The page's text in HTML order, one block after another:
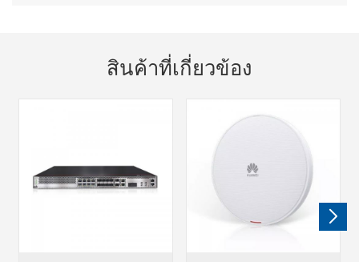
สินค้าที่เกี่ยวข้อง